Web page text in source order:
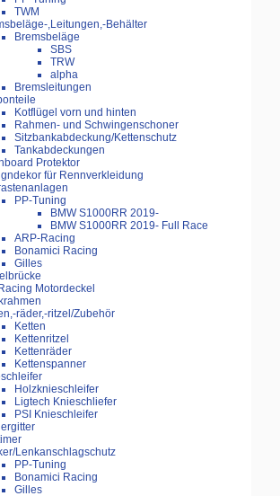
TWM
,Leitungen,-Behälter
Bremsbeläge
SBS
TRW
alpha
Bremsleitungen
Kotflügel vorn und hinten
Rahmen- und Schwingenschoner
Sitzbankabdeckung/Kettenschutz
Tankabdeckungen
Protektor
für Rennverkleidung
PP-Tuning
BMW S1000RR 2019-
BMW S1000RR 2019- Full Race
ARP-Racing
Bonamici Racing
Gilles
Motordeckel
räder,-ritzel/Zubehör
Ketten
Kettenritzel
Kettenräder
Kettenspanner
Holzknieschleifer
Ligtech Knieschliefer
PSI Knieschleifer
Lenkanschlagschutz
PP-Tuning
Bonamici Racing
Gilles